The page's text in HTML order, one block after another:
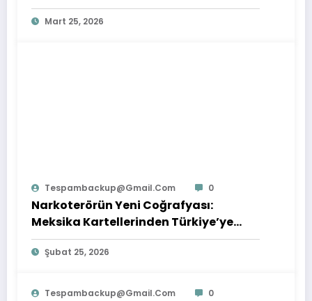
Mart 25, 2026
Tespambackup@gmail.com 0
Narkoterörün Yeni Coğrafyası:
Meksika Kartellerinden Türkiye’ye
Çıkarılan Dersler
Şubat 25, 2026
Tespambackup@gmail.com 0